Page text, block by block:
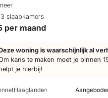
3 slaapkamers
per maand
woning is waarschijnlijk al
kans te maken moet je binnen
je hierbij!